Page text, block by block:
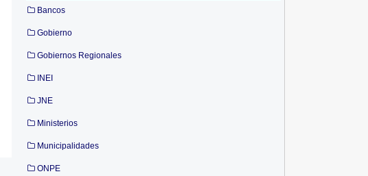
Bancos
Gobierno
Gobiernos Regionales
INEI
JNE
Ministerios
Municipalidades
ONPE